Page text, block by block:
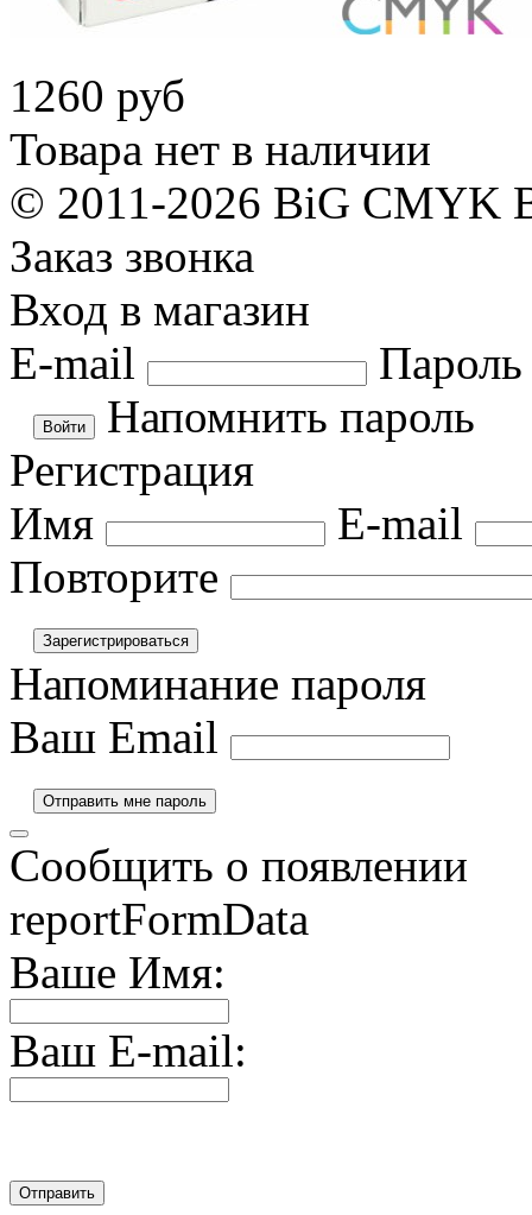
1260 руб
Товара нет в наличии
© 2011-2026 BiG CMYK
Заказ звонка
Вход в магазин
E-mail
Пароль
Напомнить пароль
Регистрация
Имя
E-mail
Повторите
Напоминание пароля
Ваш Email
Сообщить о появлении
reportFormData
Ваше Имя:
Ваш E-mail: